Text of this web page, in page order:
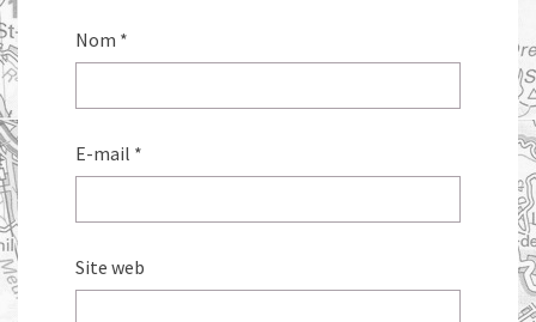
Nom *
E-mail *
Site web